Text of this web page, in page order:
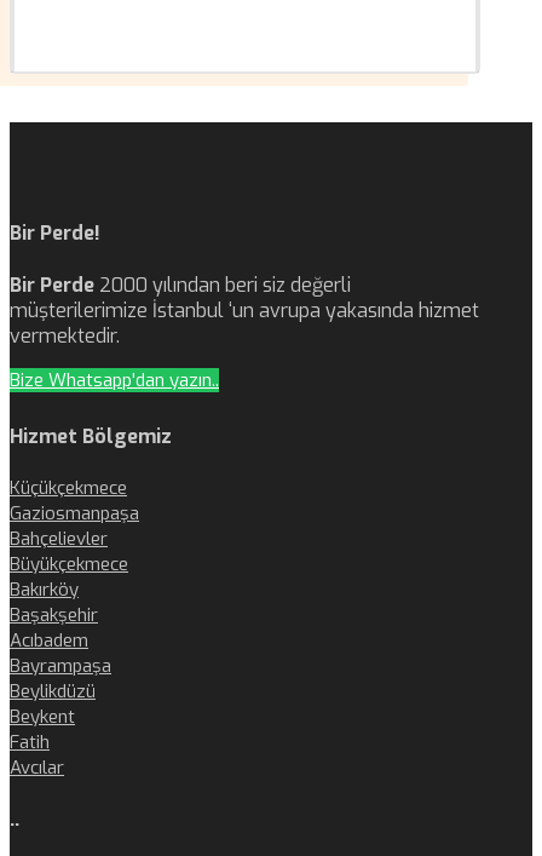
Bir Perde!
Bir Perde 2000 yılından beri siz değerli
müşterilerimize İstanbul ‘un avrupa yakasında hizmet
vermektedir.
Bize Whatsapp'dan yazın..
Hizmet Bölgemiz
Küçükçekmece
Gaziosmanpaşa
Bahçelievler
Büyükçekmece
Bakırköy
Başakşehir
Acıbadem
Bayrampaşa
Beylikdüzü
Beykent
Fatih
Avcılar
..